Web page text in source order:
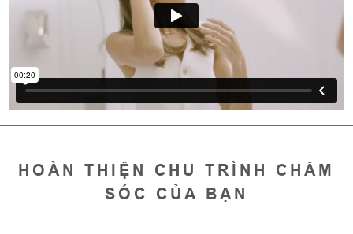
HOÀN THIỆN CHU TRÌNH CHĂM
SÓC CỦA BẠN